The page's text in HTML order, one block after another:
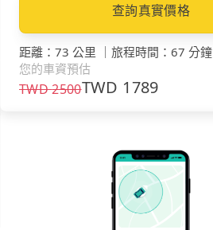
查詢真實價格
距離 ： 73 公里 ｜ 旅程時間 ： 67 分鐘
您的車資預估
TWD2500TWD 1789